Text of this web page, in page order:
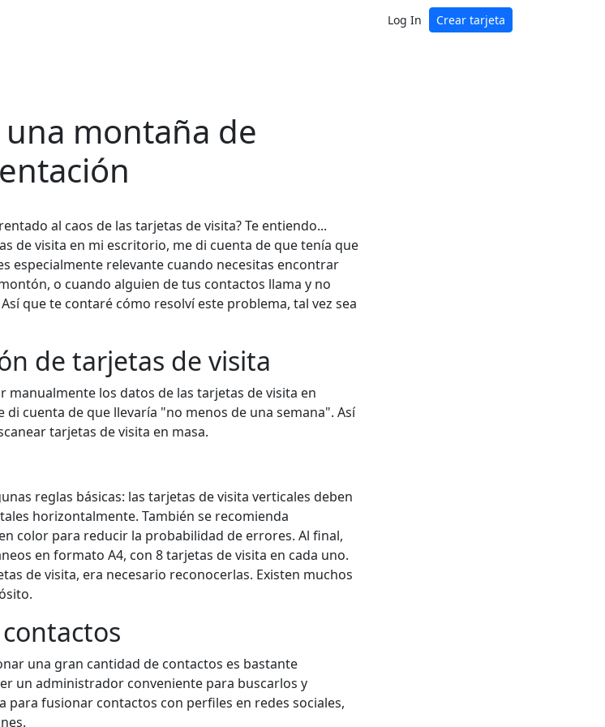
Log In Crear tarjeta
montaña de
al caos de las tarjetas de visita? Te entiendo...
de visita en mi escritorio, me di cuenta de que tenía que
especialmente relevante cuando necesitas encontrar
o cuando alguien de tus contactos llama y no
que te contaré cómo resolví este problema, tal vez sea
de tarjetas de visita
los datos de las tarjetas de visita en
cuenta de que llevaría "no menos de una semana". Así
tarjetas de visita en masa.
reglas básicas: las tarjetas de visita verticales deben
horizontalmente. También se recomienda
color para reducir la probabilidad de errores. Al final,
en formato A4, con 8 tarjetas de visita en cada uno.
de visita, era necesario reconocerlas. Existen muchos
una gran cantidad de contactos es bastante
un administrador conveniente para buscarlos y
para fusionar contactos con perfiles en redes sociales,